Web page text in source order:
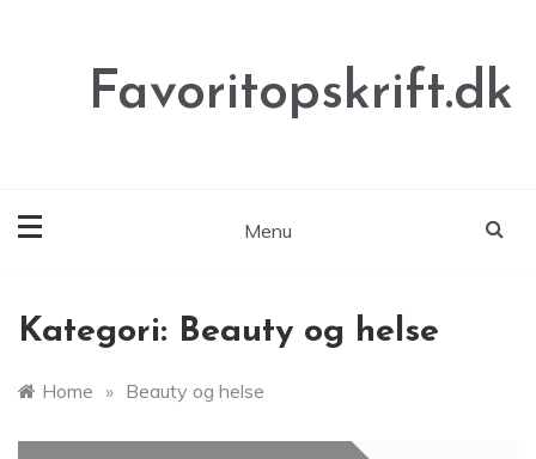
Favoritopskrift.dk
Menu
Kategori: Beauty og helse
Home » Beauty og helse